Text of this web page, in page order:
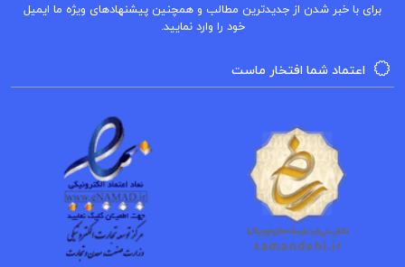
برای با خبر شدن از جدیدترین مطالب و همچنین پیشنهادهای ویژه ما ایمیل
خود را وارد نمایید.
اعتماد شما افتخار ماست